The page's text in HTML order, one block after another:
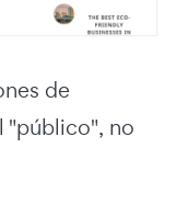
de
"público", no